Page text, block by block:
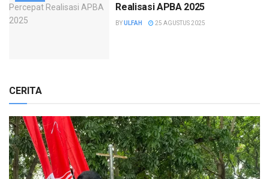
Realisasi APBA 2025
BYULFAH 25 AGUSTUS 2025
CERITA